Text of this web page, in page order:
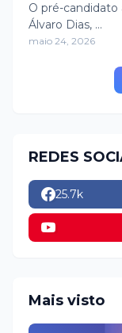
uma
O pré-candidato
Álvaro Dias, …
maio 24, 2026
REDES
25.7k
Mais visto